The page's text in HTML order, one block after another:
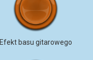
Efekt basu gitarowego